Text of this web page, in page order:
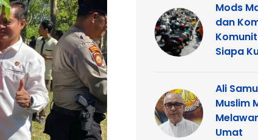
Mods
dan
Siapa
Ali
Muslim
Umat